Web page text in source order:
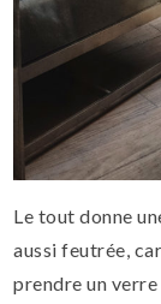
Le tout donne
aussi feutrée,
prendre un